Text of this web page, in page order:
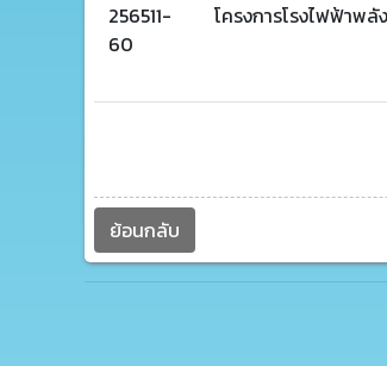
256511-
60
โครงการโรงไฟฟ้าพ
ย้อนกลับ